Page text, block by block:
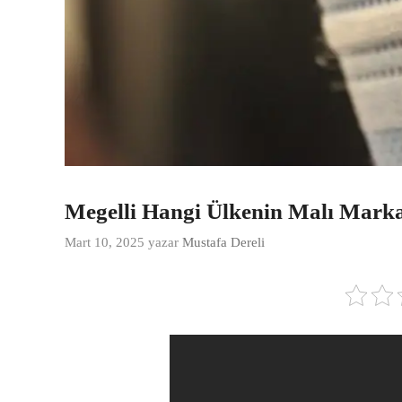
Megelli Hangi Ülkenin Malı
Mart 10, 2025 yazar Mustafa Dereli